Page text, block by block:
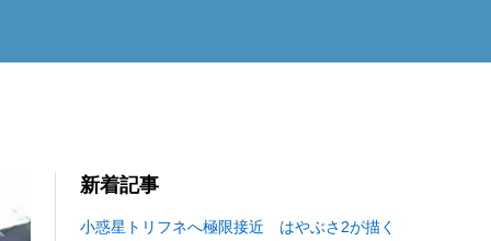
新着記事
小惑星トリフネへ極限接近 はやぶさ2が描く